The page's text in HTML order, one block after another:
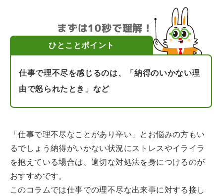
まずは10秒で理解！
ひとことポイント
仕事で理不尽を感じるのは、「納得のいかない理
由で怒られたとき」など
「仕事で理不尽なことがあり辛い」とお悩みの方もい
るでしょう納得がいかない状況にストレスやイライラ
を抱えている場合は、適切な対処法を身につけるのが
おすすめです。
このコラムでは仕事での理不尽な出来事に対する接し